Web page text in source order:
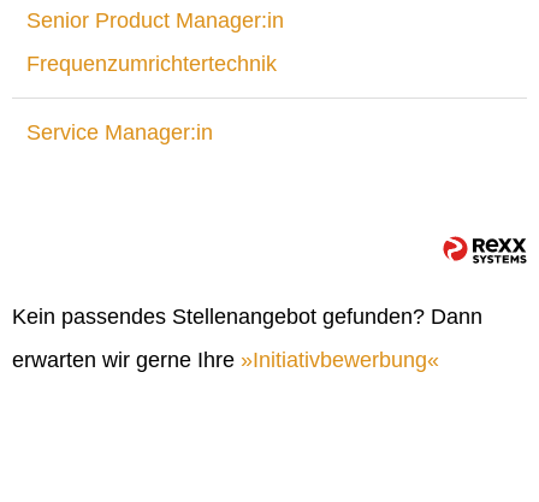
Senior Product Manager:in
Frequenzumrichtertechnik
Service Manager:in
Kein passendes Stellenangebot gefunden? Dann
erwarten wir gerne Ihre
Initiativbewerbung